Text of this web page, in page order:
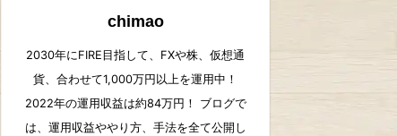
chimao
2030年にFIRE目指して、FXや株、仮想通
貨、合わせて1,000万円以上を運用中！
2022年の運用収益は約84万円！ ブログで
は、運用収益ややり方、手法を全て公開し